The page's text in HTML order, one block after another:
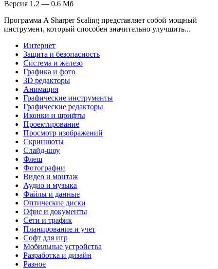
Версия 1.2 — 0.6 Мб
Программа A Sharper Scaling представляет собой мощный
инструмент, который способен значительно улучшить...
Интернет
Защита и безопасность
Система и железо
Графика и фото
3D редакторы
Анимация
Графические инструменты
Графические редакторы
Иконки и шрифты
Проектирование
Просмотр изображений
Скриншоты
Слайд-шоу
Флеш
Фотографии
Видео и монтаж
Аудио и музыка
Файлы и данные
Оптические диски
Офис и документы
Сети и трафик
Планирование и учет
Софт для игр
Мобильные устройства
Разработка и дизайн
Разное